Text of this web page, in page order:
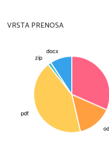
VRSTA PRENOSA